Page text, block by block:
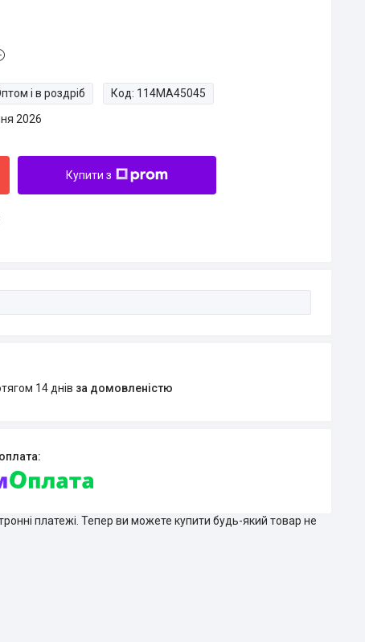
і в роздріб Код: 114MA45045
2026
Купити з
14 днів за домовленістю
платежі. Тепер ви можете купити будь-який товар не